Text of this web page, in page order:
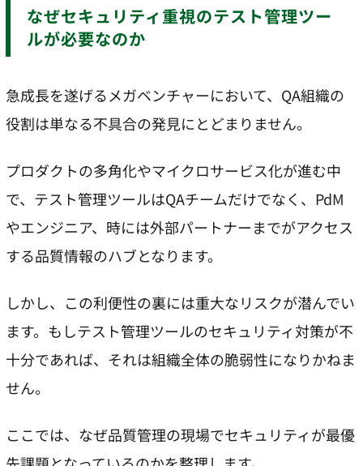
なぜセキュリティ重視のテスト管理ツー
ルが必要なのか
急成長を遂げるメガベンチャーにおいて、QA組織の
役割は単なる不具合の発見にとどまりません。
プロダクトの多角化やマイクロサービス化が進む中
で、テスト管理ツールはQAチームだけでなく、PdM
やエンジニア、時には外部パートナーまでがアクセス
する品質情報のハブとなります。
しかし、この利便性の裏には重大なリスクが潜んでい
ます。もしテスト管理ツールのセキュリティ対策が不
十分であれば、それは組織全体の脆弱性になりかねま
せん。
ここでは、なぜ品質管理の現場でセキュリティが最優